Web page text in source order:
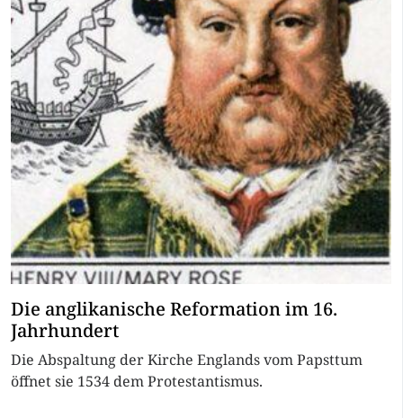
Die anglikanische Reformation im 16.
Jahrhundert
Die Abspaltung der Kirche Englands vom Papsttum
öffnet sie 1534 dem Protestantismus.